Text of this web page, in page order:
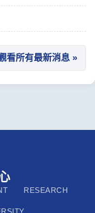
看所有最新消息 »
RESEARCH